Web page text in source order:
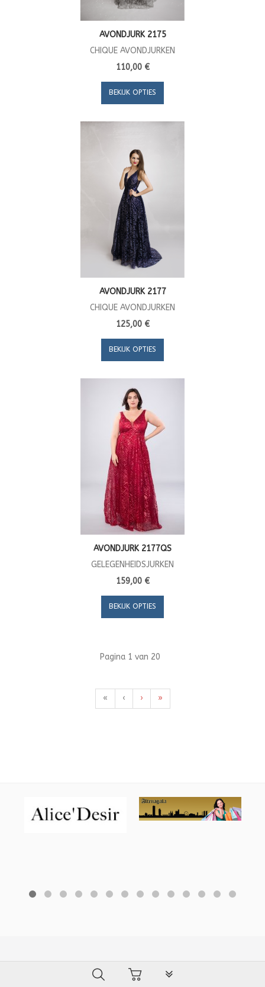
AVONDJURK 2175
CHIQUE AVONDJURKEN
110,00 €
BEKIJK OPTIES
AVONDJURK 2177
CHIQUE AVONDJURKEN
125,00 €
BEKIJK OPTIES
AVONDJURK 2177QS
GELEGENHEIDSJURKEN
159,00 €
BEKIJK OPTIES
Pagina 1 van 20
« ‹ › »